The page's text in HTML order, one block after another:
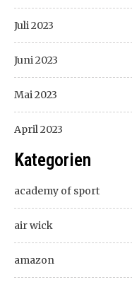
Juli 2023
Juni 2023
Mai 2023
April 2023
Kategorien
academy of sport
air wick
amazon